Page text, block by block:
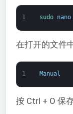
1 sudo nano
在打开的文件
1 Manual
按 Ctrl + O 保